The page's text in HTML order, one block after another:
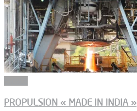
PROPULSION « MADE IN INDIA »